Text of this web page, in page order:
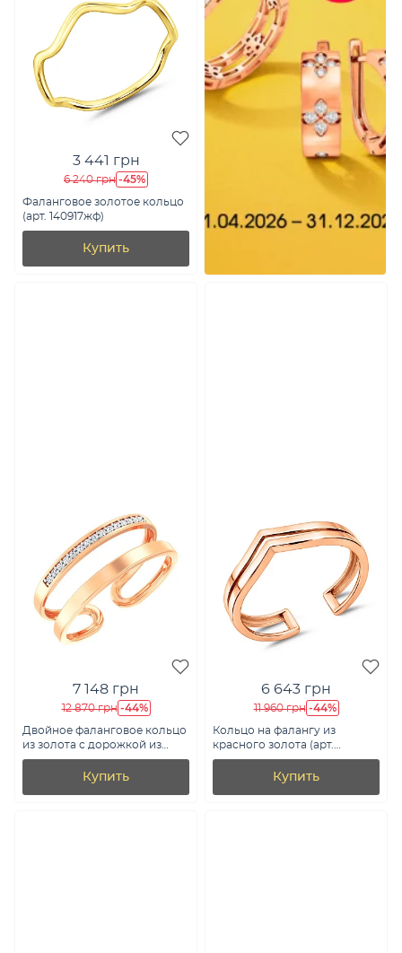
3 441 грн
6 240 грн -45%
Фаланговое золотое кольцо
(арт. 140917жф)
Купить
7 148 грн
12 870 грн -44%
Двойное фаланговое кольцо
из золота с дорожкой из
фианитов (арт. 140841ф)
Купить
6 643 грн
11 960 грн -44%
Кольцо на фалангу из
красного золота (арт.
140825ф)
Купить